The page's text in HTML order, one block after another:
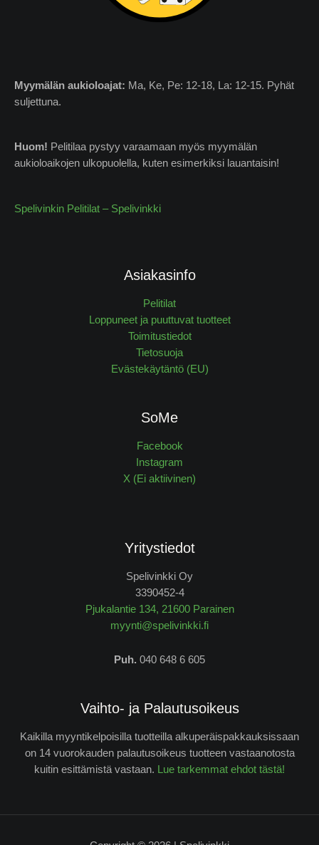
Myymälän aukioloajat: Ma, Ke, Pe: 12-18, La: 12-15. Pyhät
suljettuna.
Huom! Pelitilaa pystyy varaamaan myös myymälän
aukioloaikojen ulkopuolella, kuten esimerkiksi lauantaisin!
Spelivinkin Pelitilat – Spelivinkki
Asiakasinfo
Pelitilat
Loppuneet ja puuttuvat tuotteet
Toimitustiedot
Tietosuoja
Evästekäytäntö (EU)
SoMe
Facebook
Instagram
X (Ei aktiivinen)
Yritystiedot
Spelivinkki Oy
3390452-4
Pjukalantie 134, 21600 Parainen
myynti@spelivinkki.fi
Puh. 040 648 6 605
Vaihto- ja Palautusoikeus
Kaikilla myyntikelpoisilla tuotteilla alkuperäispakkauksissaan
on 14 vuorokauden palautusoikeus tuotteen vastaanotosta
kuitin esittämistä vastaan. Lue tarkemmat ehdot tästä!